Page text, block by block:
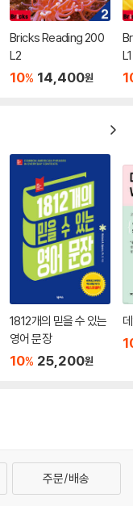
Bricks Reading 200
L2
10% 14,400원
L1
1812개의 믿을 수 있는
영어 문장
10% 25,200원
주문/배송